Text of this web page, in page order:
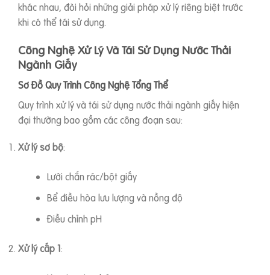
khác nhau, đòi hỏi những giải pháp xử lý riêng biệt trước
khi có thể tái sử dụng.
Công Nghệ Xử Lý Và Tái Sử Dụng Nước Thải
Ngành Giấy
Sơ Đồ Quy Trình Công Nghệ Tổng Thể
Quy trình xử lý và tái sử dụng nước thải ngành giấy hiện
đại thường bao gồm các công đoạn sau:
Xử lý sơ bộ:
Lưới chắn rác/bột giấy
Bể điều hòa lưu lượng và nồng độ
Điều chỉnh pH
Xử lý cấp 1: